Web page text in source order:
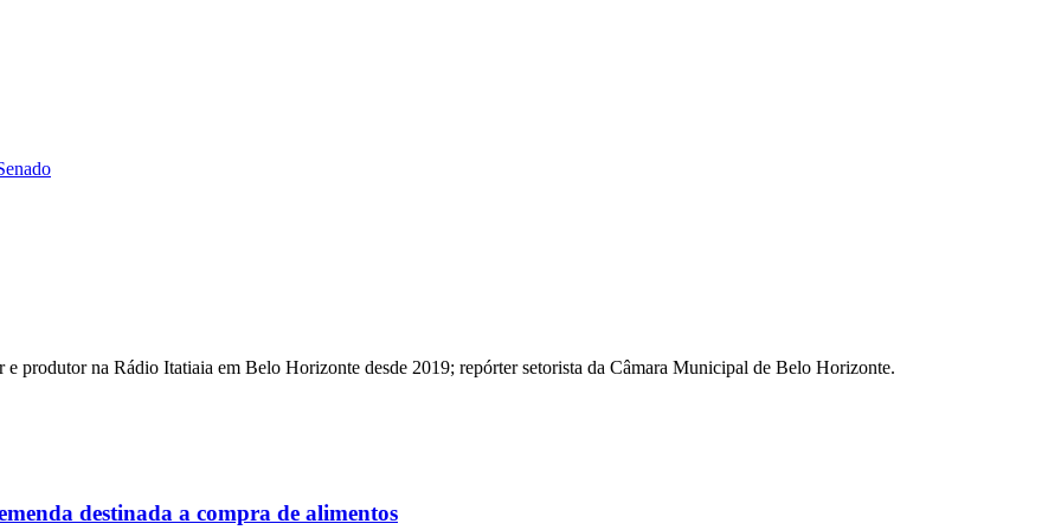
produtor na Rádio Itatiaia em Belo Horizonte desde 2019; repórter setorista da Câmara Municipal de Belo Horizonte.
destinada a compra de alimentos